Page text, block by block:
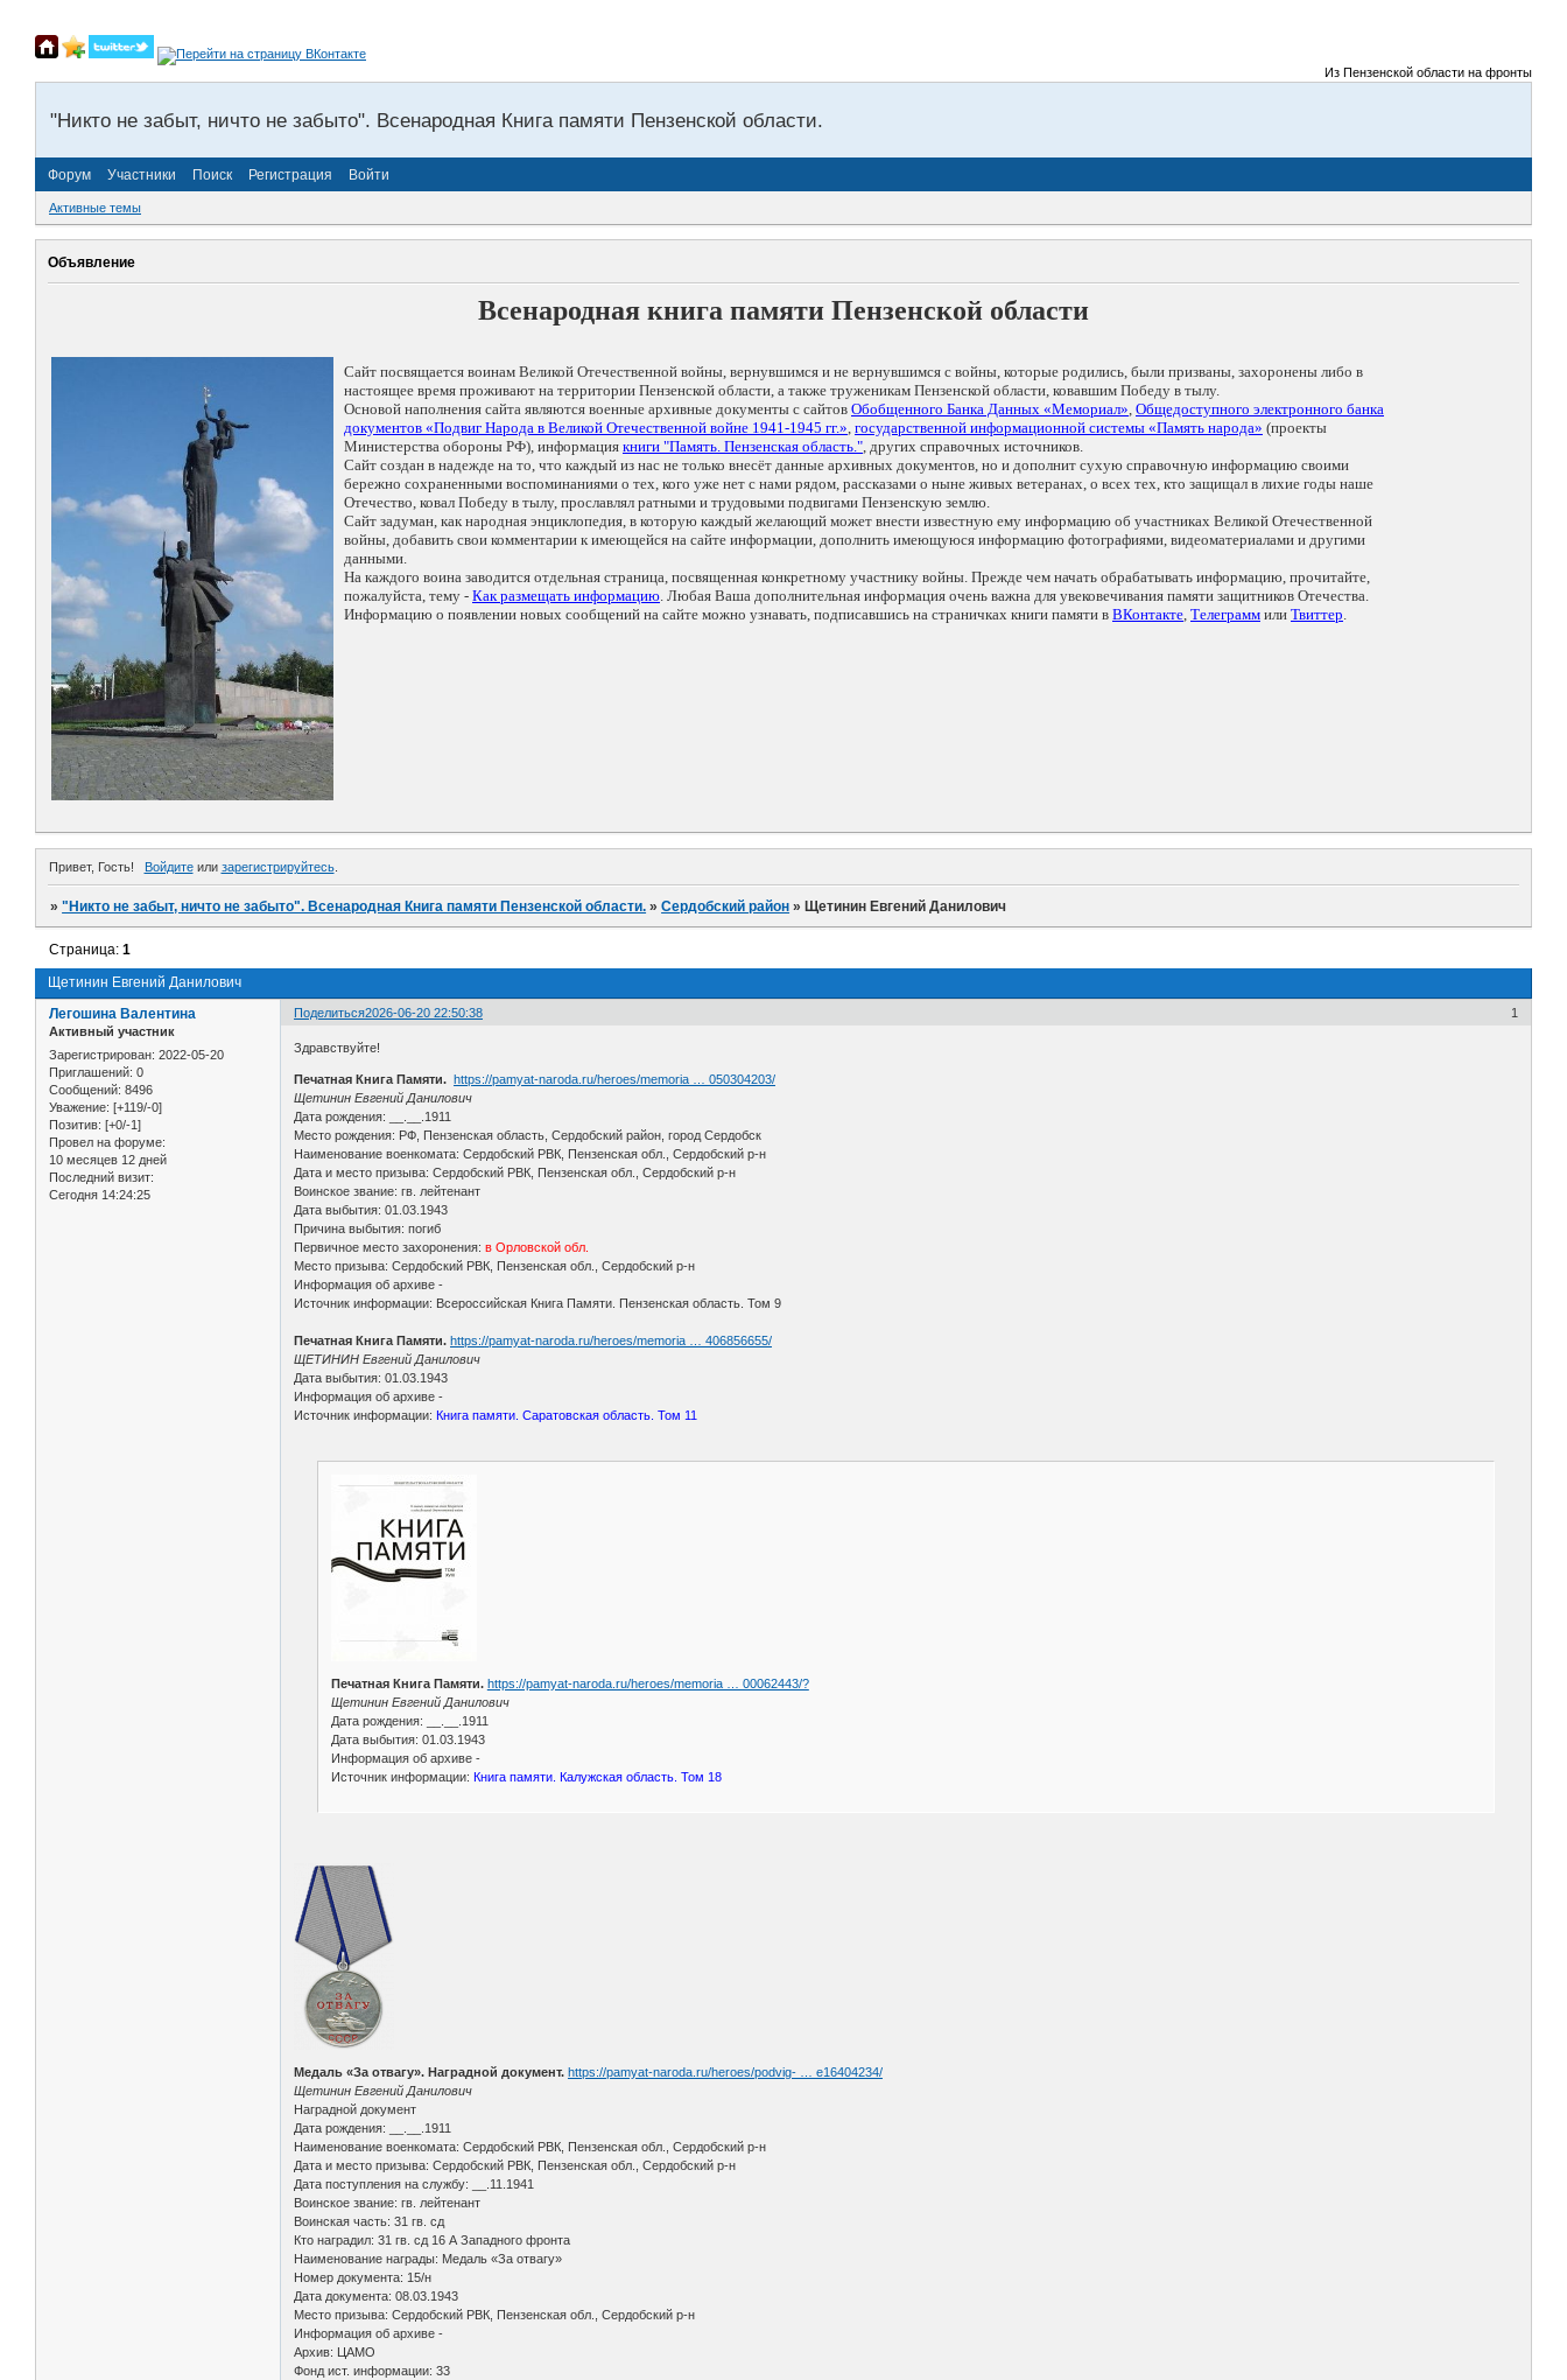
Из Пензенской области на фронты
"Никто не забыт, ничто не забыто". Всенародная Книга памяти Пензенской области.
Форум Участники Поиск Регистрация Войти
Активные темы
Объявление
Всенародная книга памяти Пензенской области
Сайт посвящается воинам Великой Отечественной войны, вернувшимся и не вернувшимся с войны, которые родились, были призваны, захоронены либо в
настоящее время проживают на территории Пензенской области, а также труженикам Пензенской области, ковавшим Победу в тылу.
Основой наполнения сайта являются военные архивные документы с сайтов Обобщенного Банка Данных «Мемориал», Общедоступного электронного банка
документов «Подвиг Народа в Великой Отечественной войне 1941-1945 гг.», государственной информационной системы «Память народа» (проекты
Министерства обороны РФ), информация книги "Память. Пензенская область.", других справочных источников.
Сайт создан в надежде на то, что каждый из нас не только внесёт данные архивных документов, но и дополнит сухую справочную информацию своими
бережно сохраненными воспоминаниями о тех, кого уже нет с нами рядом, рассказами о ныне живых ветеранах, о всех тех, кто защищал в лихие годы наше
Отечество, ковал Победу в тылу, прославлял ратными и трудовыми подвигами Пензенскую землю.
Сайт задуман, как народная энциклопедия, в которую каждый желающий может внести известную ему информацию об участниках Великой Отечественной
войны, добавить свои комментарии к имеющейся на сайте информации, дополнить имеющуюся информацию фотографиями, видеоматериалами и другими
данными.
На каждого воина заводится отдельная страница, посвященная конкретному участнику войны. Прежде чем начать обрабатывать информацию, прочитайте,
пожалуйста, тему - Как размещать информацию. Любая Ваша дополнительная информация очень важна для увековечивания памяти защитников Отечества.
Информацию о появлении новых сообщений на сайте можно узнавать, подписавшись на страничках книги памяти в ВКонтакте, Телеграмм или Твиттер.
Привет, Гость! Войдитеили зарегистрируйтесь.
»"Никто не забыт, ничто не забыто". Всенародная Книга памяти Пензенской области. »Сердобский район » Щетинин Евгений Данилович
Щетинин Евгений Данилович
Страница:1
Поделиться 1
2026-06-20 22:50:38
Легошина Валентина
Активный участник
Зарегистрирован: 2022-05-20
Приглашений: 0
Сообщений: 8496
Уважение: [+119/-0]
Позитив: [+0/-1]
Провел на форуме:
10 месяцев 12 дней
Последний визит:
Сегодня 14:24:25
Здравствуйте!
Печатная Книга Памяти. https://pamyat-naroda.ru/heroes/memoria … 050304203/
Щетинин Евгений Данилович
Дата рождения: __.__.1911
Место рождения: РФ, Пензенская область, Сердобский район, город Сердобск
Наименование военкомата: Сердобский РВК, Пензенская обл., Сердобский р-н
Дата и место призыва: Сердобский РВК, Пензенская обл., Сердобский р-н
Воинское звание: гв. лейтенант
Дата выбытия: 01.03.1943
Причина выбытия: погиб
Первичное место захоронения: в Орловской обл.
Место призыва: Сердобский РВК, Пензенская обл., Сердобский р-н
Информация об архиве -
Источник информации: Всероссийская Книга Памяти. Пензенская область. Том 9
Печатная Книга Памяти. https://pamyat-naroda.ru/heroes/memoria … 406856655/
ЩЕТИНИН Евгений Данилович
Дата выбытия: 01.03.1943
Информация об архиве -
Источник информации: Книга памяти. Саратовская область. Том 11
Печатная Книга Памяти. https://pamyat-naroda.ru/heroes/memoria … 00062443/?
Щетинин Евгений Данилович
Дата рождения: __.__.1911
Дата выбытия: 01.03.1943
Информация об архиве -
Источник информации: Книга памяти. Калужская область. Том 18
Медаль «За отвагу». Наградной документ. https://pamyat-naroda.ru/heroes/podvig- … e16404234/
Щетинин Евгений Данилович
Наградной документ
Дата рождения: __.__.1911
Наименование военкомата: Сердобский РВК, Пензенская обл., Сердобский р-н
Дата и место призыва: Сердобский РВК, Пензенская обл., Сердобский р-н
Дата поступления на службу: __.11.1941
Воинское звание: гв. лейтенант
Воинская часть: 31 гв. сд
Кто наградил: 31 гв. сд 16 А Западного фронта
Наименование награды: Медаль «За отвагу»
Номер документа: 15/н
Дата документа: 08.03.1943
Место призыва: Сердобский РВК, Пензенская обл., Сердобский р-н
Информация об архиве -
Архив: ЦАМО
Фонд ист. информации: 33